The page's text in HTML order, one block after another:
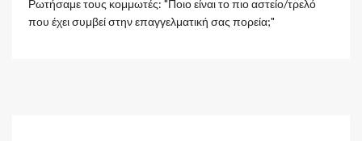
Ρωτήσαμε τους κομμωτές: "Ποιο είναι το πιο αστείο/τρελό
που έχει συμβεί στην επαγγελματική σας πορεία;"